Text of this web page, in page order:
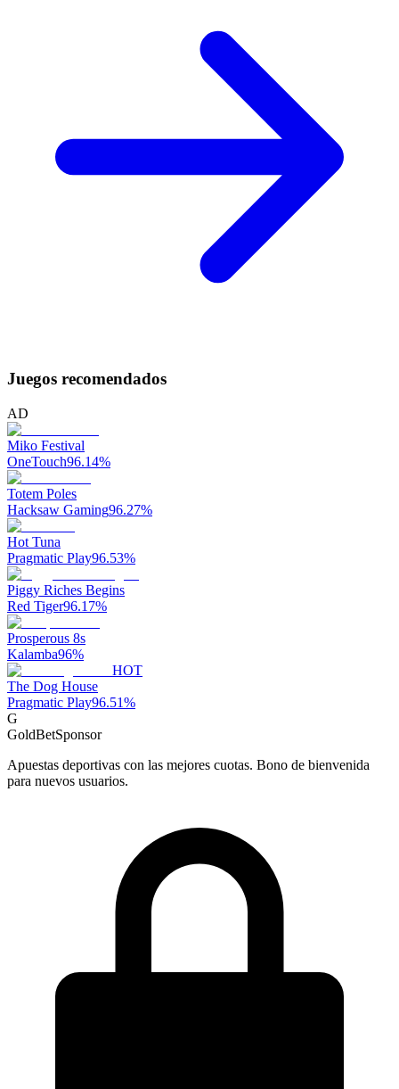
Juegos recomendados
AD
Miko Festival
OneTouch96.14%
Totem Poles
Hacksaw Gaming96.27%
Hot Tuna
Pragmatic Play96.53%
Piggy Riches Begins
Red Tiger96.17%
Prosperous 8s
Kalamba96%
HOT
The Dog House
Pragmatic Play96.51%
G
GoldBetSponsor
Apuestas deportivas con las mejores cuotas. Bono de bienvenida
para nuevos usuarios.